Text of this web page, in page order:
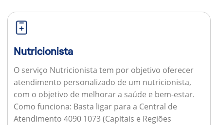
Nutricionista
O serviço Nutricionista tem por objetivo oferecer
atendimento personalizado de um nutricionista,
com o objetivo de melhorar a saúde e bem-estar.
Como funciona: Basta ligar para a Central de
Atendimento 4090 1073 (Capitais e Regiões